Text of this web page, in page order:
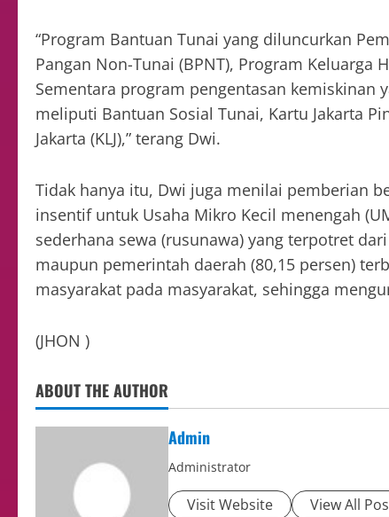
“Program Bantuan Tunai yang diluncurkan
Pangan Non-Tunai (BPNT), Program Keluarga
Sementara program pengentasan kemiskinan
meliputi Bantuan Sosial Tunai, Kartu Jakarta
Jakarta (KLJ),” terang Dwi.
Tidak hanya itu, Dwi juga menilai pemberian
insentif untuk Usaha Mikro Kecil menengah
sederhana sewa (rusunawa) yang terpotret
maupun pemerintah daerah (80,15 persen)
masyarakat pada masyarakat, sehingga
(JHON )
ABOUT THE AUTHOR
Admin
Administrator
Visit Website View All